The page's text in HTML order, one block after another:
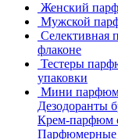
Женский
Мужской
Селективная
флаконе
Тестеры
упаковки
Мини
Дезодоранты
Крем-парфюм
Парфюмерные